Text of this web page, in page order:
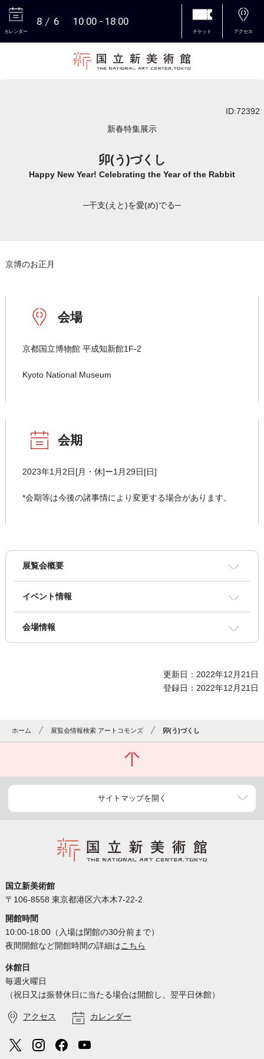
カレンダー
8 6 10:00 18:00
チケット アクセス
ID:72392
新春特集展示
卯(う)づくし
Happy New Year! Celebrating the Year of the Rabbit
─干支(えと)を愛(め)でる─
京博のお正月
会場
京都国立博物館 平成知新館1F-2
Kyoto National Museum
会期
2023年1月2日[月・休]ー1月29日[日]
*会期等は今後の諸事情により変更する場合があります。
展覧会概要
イベント情報
会場情報
更新日：2022年12月21日
登録日：2022年12月21日
ホーム 展覧会情報検索 アートコモンズ 卯(う)づくし
サイトマップを開く
国立新美術館
〒106-8558 東京都港区六本木7-22-2
開館時間
10:00-18:00（入場は閉館の30分前まで）
夜間開館など開館時間の詳細はこちら
休館日
毎週火曜日
（祝日又は振替休日に当たる場合は開館し、翌平日休館）
アクセス カレンダー